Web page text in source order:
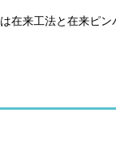
在来工法と在来ピン